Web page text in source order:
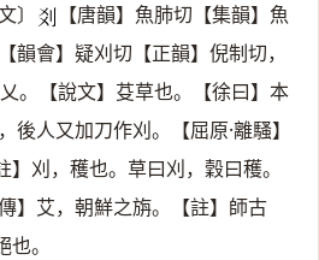
〕 𠛄
【唐韻】魚肺切【集韻】魚
韻會】疑刈切【正韻】倪制切，
。【說文】芟草也。【徐曰】本
後人又加刀作刈。【屈原·離騷】
刈，穫也。草曰刈，穀曰穫。
】艾，朝鮮之旃。【註】師古
。